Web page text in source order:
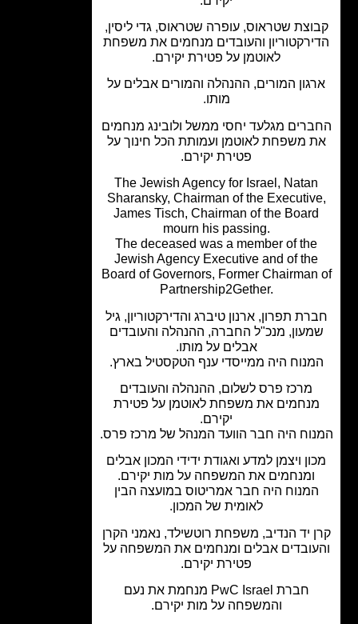
שטראוס, עופרה שטראוס, גדי ליסין,
והעובדים מנחמים את משפחת
לאוטמן על פטירת יקירם.
המורים, ההנהלה והמורים אבלים על
מגלעד יחסי ממשל ולובינג מנחמים
משפחת לאוטמן ועמותת הכל חינוך על
פטירת יקירם.
The Jewish Agency for Israel,
Sharansky, Chairman of the
James Tisch, Chairman of the
mourn his passing.
The deceased was a member of
Jewish Agency Executive and of
Board of Governors, Former
Partnership2Gether.
תפרון, ארנון טיברג והדירקטוריון, גיל
מנכ"ל החברה, ההנהלה והעובדים
אבלים על מותו.
היה ממייסדי ענף הטקסטיל בארץ.
מרכז פרס לשלום, ההנהלה והעובדים
את משפחת לאוטמן על פטירת
היה חבר הוועד המנהל של מרכז פרס.
ויצמן למדע ואגודת ידידי המכון אבלים
ומנחמים את המשפחה על מות יקירם.
היה חבר אמריטוס במועצה הבין
לאומית של המכון.
יד הנדיב, משפחת רוטשילד, נאמני הקרן
אבלים ומנחמים את המשפחה על
פטירת יקירם.
חברת PwC Israel מנחמת את נעם
והמשפחה על מות יקירם.